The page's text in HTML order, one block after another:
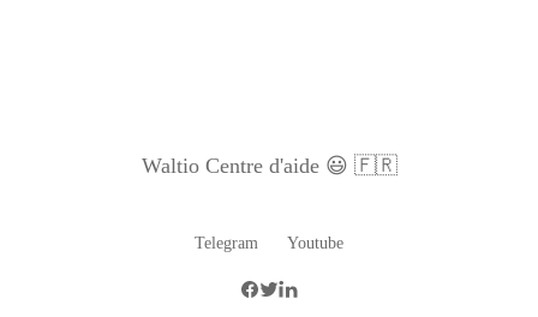
Waltio Centre d'aide 😃 🇫🇷
Telegram Youtube